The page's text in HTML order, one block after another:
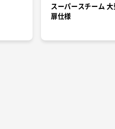
スーパースチーム
扉仕様